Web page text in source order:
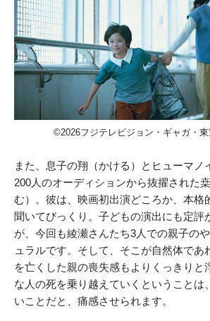
©2026フジテレビジョン・ギャガ・
また、息子の翔（かける）とヒューマノ
200人のオーディションから抜擢された
む）。彼は、映画初出演どころか、本格
聞いてびっくり。子どもの演出にも定評
が、今回も綾瀬さんたち3人での親子の
ュラルです。そして、そこが自然体であ
を亡くした親の喪失感もよりくっきりと
な人の死を乗り越えていくということは
いことだと、痛感させられます。